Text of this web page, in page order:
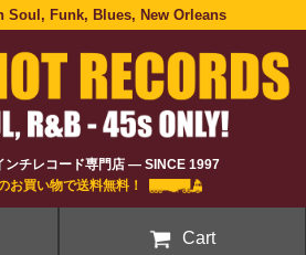
Soul, Funk, Blues, New Orleans
ンチレコード専門店 — SINCE 1997
お買い物で送料無料！
Cart